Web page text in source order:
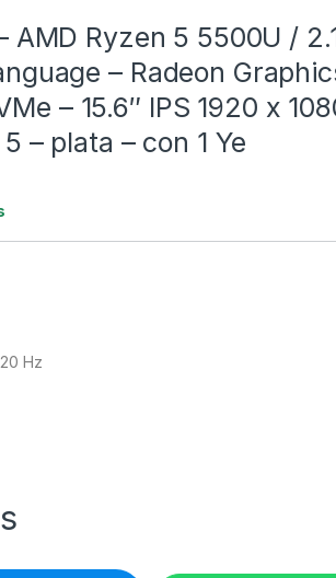
AMD Ryzen 5 5500U /
– Radeon
– 15.6″ IPS 1920 x
– plata – con 1 Ye
Hz